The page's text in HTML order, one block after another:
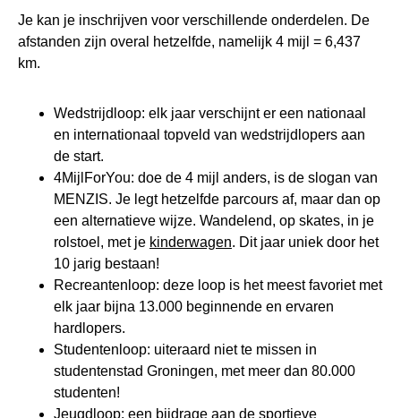
Je kan je inschrijven voor verschillende onderdelen. De
afstanden zijn overal hetzelfde, namelijk 4 mijl = 6,437
km.
Wedstrijdloop: elk jaar verschijnt er een nationaal
en internationaal topveld van wedstrijdlopers aan
de start.
4MijlForYou: doe de 4 mijl anders, is de slogan van
MENZIS. Je legt hetzelfde parcours af, maar dan op
een alternatieve wijze. Wandelend, op skates, in je
rolstoel, met je kinderwagen. Dit jaar uniek door het
10 jarig bestaan!
Recreantenloop: deze loop is het meest favoriet met
elk jaar bijna 13.000 beginnende en ervaren
hardlopers.
Studentenloop: uiteraard niet te missen in
studentenstad Groningen, met meer dan 80.000
studenten!
Jeugdloop: een bijdrage aan de sportieve